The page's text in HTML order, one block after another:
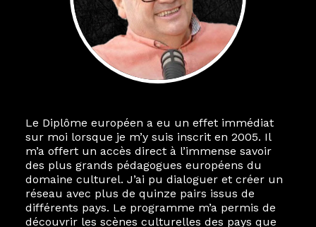
Le Diplôme européen a eu un effet immédiat
sur moi lorsque je m’y suis inscrit en 2005. Il
m’a offert un accès direct à l’immense savoir
des plus grands pédagogues européens du
domaine culturel. J’ai pu dialoguer et créer un
réseau avec plus de quinze pairs issus de
différents pays. Le programme m’a permis de
découvrir les scènes culturelles des pays que